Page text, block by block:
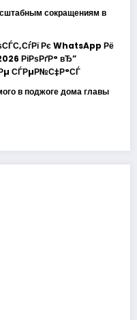
сокращениям в
Рє WhatsApp Рё
РіРѕРґР° вЂ”
СЃРµР№С‡Р°СЃ
в поджоге дома главы